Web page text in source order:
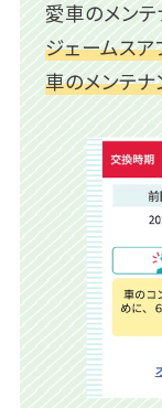
愛車のメンテ
ジェームス
車のメンテナ